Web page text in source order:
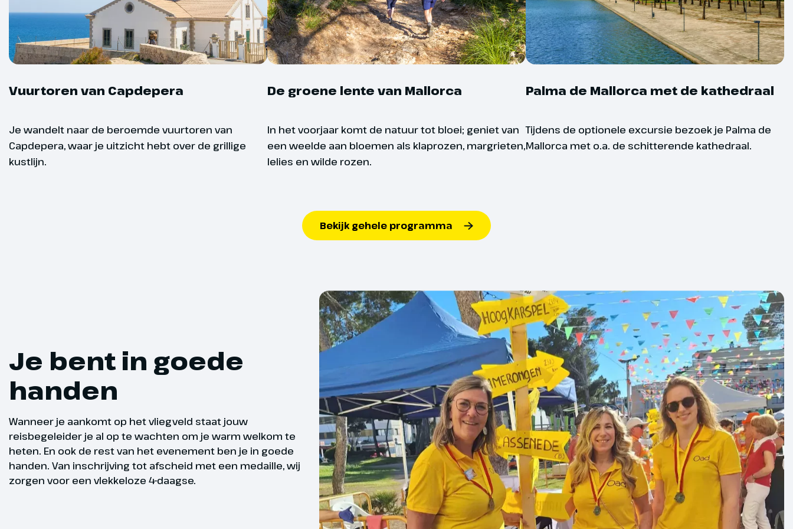
Vuurtoren van Capdepera
Je wandelt naar de beroemde vuurtoren van
Capdepera, waar je uitzicht hebt over de grillige
kustlijn.
De groene lente van Mallorca
In het voorjaar komt de natuur tot bloei; geniet van
een weelde aan bloemen als klaprozen, margrieten,
lelies en wilde rozen.
Palma de Mallorca met de kathedraal
Tijdens de optionele excursie bezoek je Palma de
Mallorca met o.a. de schitterende kathedraal.
Bekijk gehele programma
indrukwekkende kathedraal en natuurlijk heb je
ook alle tijd om Palma op eigen gelegenheid te
verkennen.
Vertrek weer richting Cala Radjada om ca. 16.00
uur.
Hoogtepunt
met de kathedraal
Excursie Palma de
Mallorca € 89,-
Ophalen startbewijs
Vanmiddag tussen 15.00 en 18.00 uur kun je
het startbewijs ophalen bij de speciale Oad
stand op het plein van de Walking Village voor
de Wandel 4-daagse van Mallorca.
De groene lente
van Mallorca
Registratie
Je bent in goede
handen
Wanneer je aankomt op het vliegveld staat jouw
reisbegeleider je al op te wachten om je warm welkom te
heten. En ook de rest van het evenement ben je in goede
handen. Van inschrijving tot afscheid met een medaille, wij
zorgen voor een vlekkeloze 4-daagse.
Overige
Informatie
Wandelafstanden
wandelafstand van 15, 20 en 25 kilometer per dag. De registratie voor
opgeeft voor een wandelafstand, regelt Oad de registratie voor de
Wandel 4-daagse. Het is niet mogelijk om ter plaatse te wisselen van
Programma zoals hier gecommuniceerd is onder voorbehoud van
routewijzigingen.
In tegenstelling tot voorgaande jaren gelden voor de wandel4daagse
naar Mallorca andere bagageregels tijdens de vlucht. Hiervan willen
we je op de hoogte stellen.
Inbegrepen:
1 stuk handbagage van max. 40x30x20 cm (zoals een kleine rugzak of
handtas) mag altijd mee in de cabine en plaats je onder de stoel voor
je. Deze mag max. 10 kg wegen.
Niet inbegrepen:
Cabinebagage van max. 55x40x25 cm (zoals een reistas of trolley),
zelf bij te boeken via de website van Transavia.com. Bij het boeken van
extra cabinebagage krijg je Priority Boarding, zodat je als eerste aan
boord mag.
Ruimbagage: Je kunt 15, 20 kilo of meer ruimbagage zelf bijboeken via